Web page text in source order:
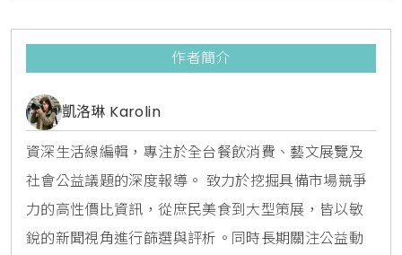
作者簡介
凱洛琳 Karolin
資深生活線編輯，專注於全台餐飲消費、藝文展覽及
社會公益議題的深度報導。 致力於挖掘具備市場競爭
力的高性價比資訊，從庶民美食到大型策展，皆以敏
銳的新聞視角進行篩選與評析。同時長期關注公益動